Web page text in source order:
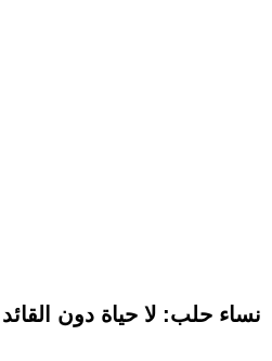
نساء حلب: لا حياة دون